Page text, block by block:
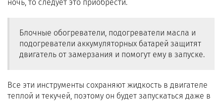
ночь, то следует это приобрести.
Блочные обогреватели, подогреватели масла и
подогреватели аккумуляторных батарей защитят
двигатель от замерзания и помогут ему в запуске.
Все эти инструменты сохраняют жидкость в двигателе
теплой и текучей, поэтому он будет запускаться даже в